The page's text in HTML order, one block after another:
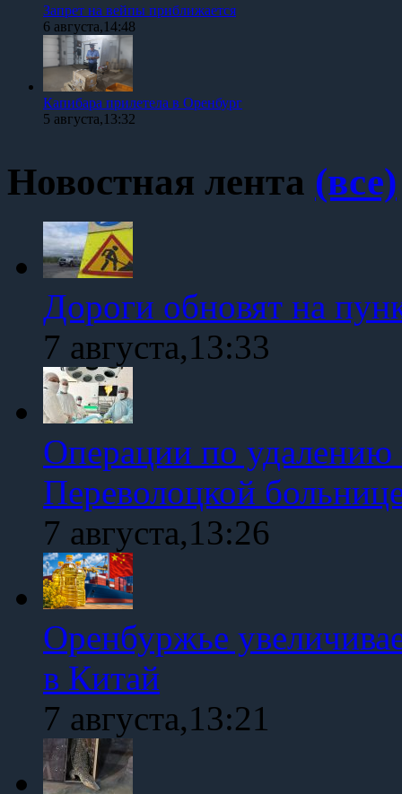
Запрет на вейпы приближается
6 августа,14:48
Капибара прилетела в Оренбург
5 августа,13:32
Новостная лента (все)
Дороги обновят на
7 августа,13:33
Операции по удалению
Переволоцкой
7 августа,13:26
Оренбуржье
в Китай
7 августа,13:21